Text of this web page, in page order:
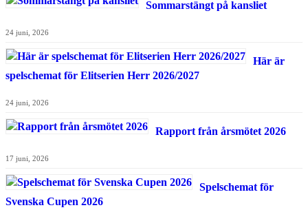
Sommarstängt på kansliet
24 juni, 2026
Här är
spelschemat för Elitserien Herr 2026/2027
24 juni, 2026
Rapport från årsmötet 2026
17 juni, 2026
Spelschemat för
Svenska Cupen 2026